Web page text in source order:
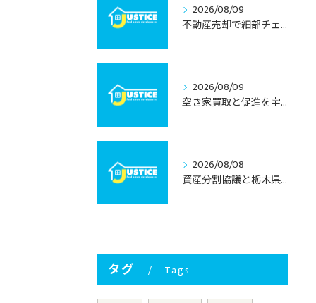
2026/08/09
不動産売却で細部チェックを徹底する栃木県宇都宮市の失敗しない進め方
2026/08/09
空き家買取と促進を宇都宮市で成功させるための実践ポイント
2026/08/08
資産分割協議と栃木県宇都宮市で不動産相続を円滑に進めるための実践ポイント
タグ Tags